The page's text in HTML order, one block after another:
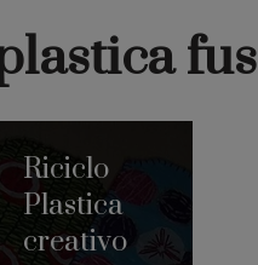
Riciclo
Plastica
creativo